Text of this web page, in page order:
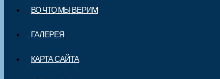
ВО ЧТО МЫ ВЕРИМ
ГАЛЕРЕЯ
КАРТА САЙТА